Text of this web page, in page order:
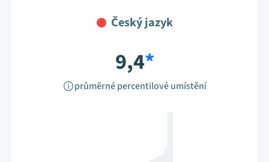
Český jazyk
9,4*
průměrné percentilové umístění